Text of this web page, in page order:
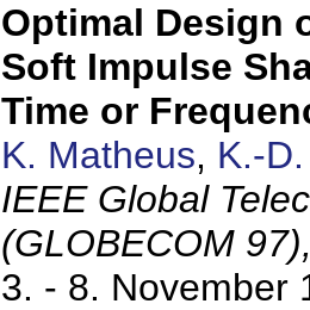
Optimal Design
Soft Impulse
Time or
K. Matheus, K.-
IEEE Global
(GLOBECOM
3. - 8. November